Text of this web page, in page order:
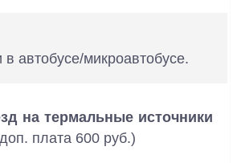
автобусе/микроавтобусе.
на термальные источники
плата 600 руб.)